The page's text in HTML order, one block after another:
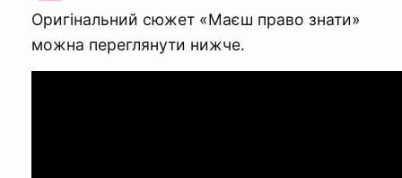
Оригінальний сюжет «Маєш право знати»
можна переглянути нижче.